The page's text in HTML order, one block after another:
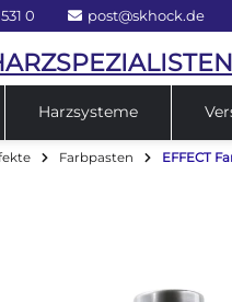
0 post@skhock.de
Harzsysteme
Farbpasten EFFECT